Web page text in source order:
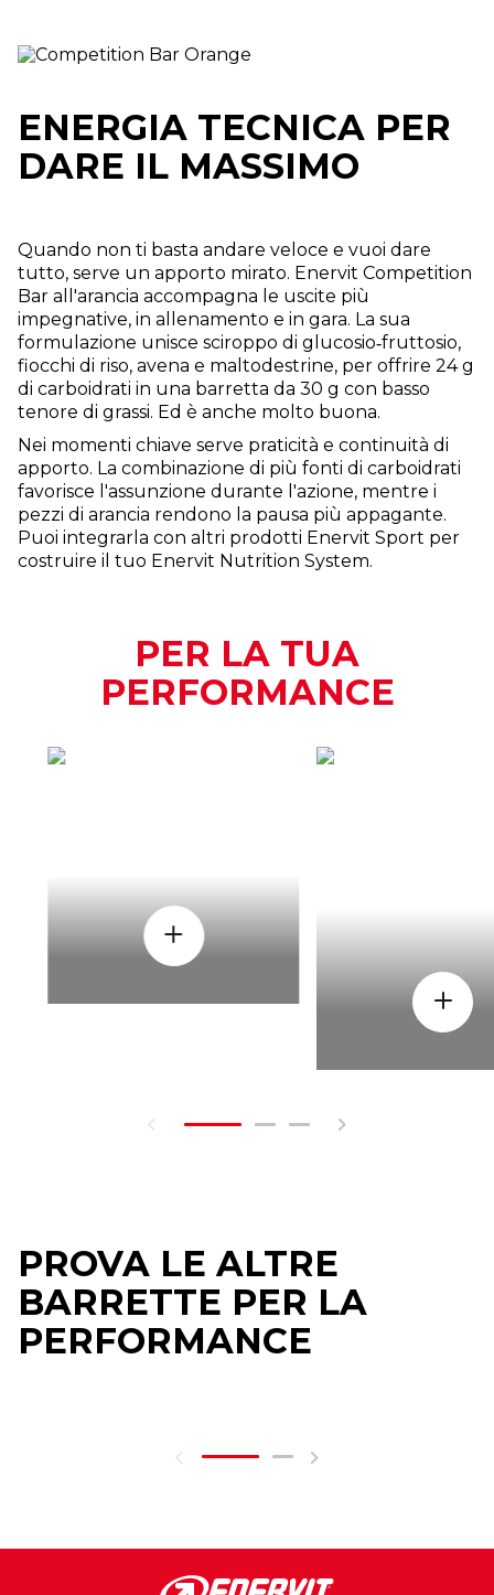
ENERGIA TECNICA PER
DARE IL MASSIMO
Quando non ti basta andare veloce e vuoi dare
tutto, serve un apporto mirato. Enervit Competition
Bar all'arancia accompagna le uscite più
impegnative, in allenamento e in gara. La sua
formulazione unisce sciroppo di glucosio‑fruttosio,
fiocchi di riso, avena e maltodestrine, per offrire 24 g
di carboidrati in una barretta da 30 g con basso
tenore di grassi. Ed è anche molto buona.
Nei momenti chiave serve praticità e continuità di
apporto. La combinazione di più fonti di carboidrati
favorisce l'assunzione durante l'azione, mentre i
pezzi di arancia rendono la pausa più appagante.
Puoi integrarla con altri prodotti Enervit Sport per
costruire il tuo Enervit Nutrition System.
PER LA TUA
PERFORMANCE
PROVA LE ALTRE
BARRETTE PER LA
PERFORMANCE